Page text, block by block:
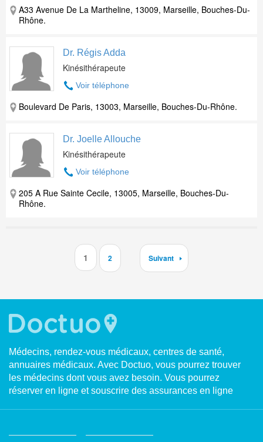
A33 Avenue De La Martheline, 13009, Marseille, Bouches-Du-
Rhône.
Dr. Régis Adda
Kinésithérapeute
Voir téléphone
Boulevard De Paris, 13003, Marseille, Bouches-Du-Rhône.
Dr. Joelle Allouche
Kinésithérapeute
Voir téléphone
205 A Rue Sainte Cecile, 13005, Marseille, Bouches-Du-
Rhône.
1 2 Suivant
Médecins, rendez-vous médicaux, centres de santé,
annuaires médicaux. Avec Doctuo, vous pourrez trouver
les médecins dont vous avez besoin. Vous pourrez
réserver en ligne et souscrire des assurances en ligne